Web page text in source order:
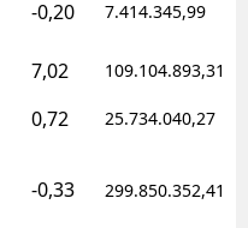
-0,20 7.414.345,99
7,02 109.104.893,31
0,72 25.734.040,27
-0,33 299.850.352,41